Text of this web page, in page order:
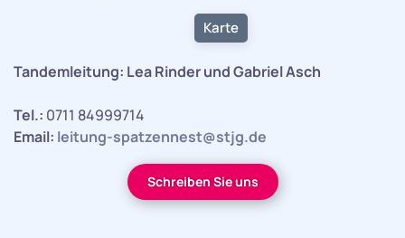
Karte
Tandemleitung: Lea Rinder und Gabriel Asch
Tel.: 0711 84999714
Email: leitung-spatzennest@stjg.de
Schreiben Sie uns